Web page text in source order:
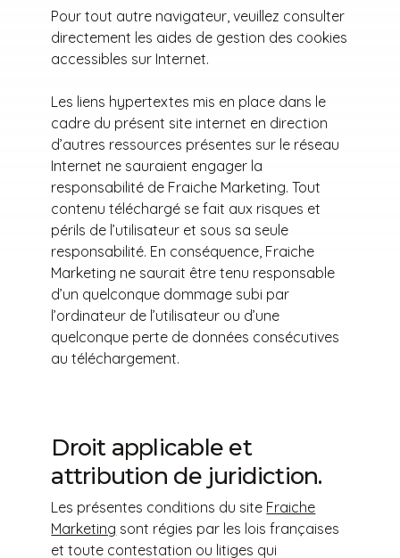
Pour tout autre navigateur, veuillez consulter
directement les aides de gestion des cookies
accessibles sur Internet.
Les liens hypertextes mis en place dans le
cadre du présent site internet en direction
d’autres ressources présentes sur le réseau
Internet ne sauraient engager la
responsabilité de Fraiche Marketing. Tout
contenu téléchargé se fait aux risques et
périls de l’utilisateur et sous sa seule
responsabilité. En conséquence, Fraiche
Marketing ne saurait être tenu responsable
d’un quelconque dommage subi par
l’ordinateur de l’utilisateur ou d’une
quelconque perte de données consécutives
au téléchargement.
Droit applicable et
attribution de juridiction.
Les présentes conditions du site Fraiche
Marketing sont régies par les lois françaises
et toute contestation ou litiges qui